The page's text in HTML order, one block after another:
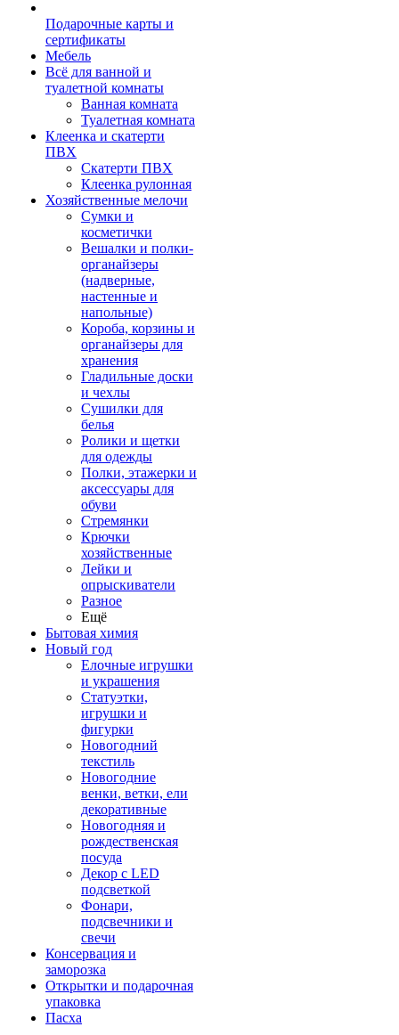
Подарочные карты и
сертификаты
Мебель
Всё для ванной и
туалетной комнаты
Ванная комната
Туалетная комната
Клеенка и скатерти
ПВХ
Скатерти ПВХ
Клеенка рулонная
Хозяйственные мелочи
Сумки и
косметички
Вешалки и полки-
органайзеры
(надверные,
настенные и
напольные)
Короба, корзины и
органайзеры для
хранения
Гладильные доски
и чехлы
Сушилки для
белья
Ролики и щетки
для одежды
Полки, этажерки и
аксессуары для
обуви
Стремянки
Крючки
хозяйственные
Лейки и
опрыскиватели
Разное
Ещё
Бытовая химия
Новый год
Елочные игрушки
и украшения
Статуэтки,
игрушки и
фигурки
Новогодний
текстиль
Новогодние
венки, ветки, ели
декоративные
Новогодняя и
рождественская
посуда
Декор с LED
подсветкой
Фонари,
подсвечники и
свечи
Консервация и
заморозка
Открытки и подарочная
упаковка
Пасха